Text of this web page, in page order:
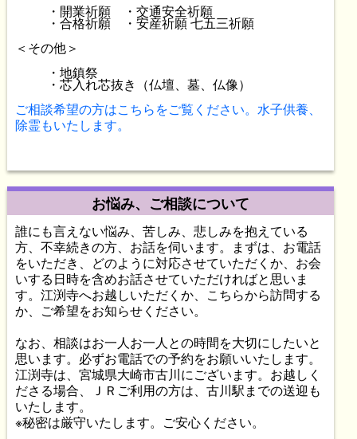
・開業祈願 ・交通安全祈願
・合格祈願 ・安産祈願 七五三祈願
＜その他＞
・地鎮祭
・芯入れ芯抜き（仏壇、墓、仏像）
ご相談希望の方はこちらをご覧ください。水子供養、
除霊もいたします。
お悩み、ご相談について
誰にも言えない悩み、苦しみ、悲しみを抱えている
方、不幸続きの方、お話を伺います。まずは、お電話
をいただき、どのように対応させていただくか、お会
いする日時を含めお話させていただければと思いま
す。江渕寺へお越しいただくか、こちらから訪問する
か、ご希望をお知らせください。
なお、相談はお一人お一人との時間を大切にしたいと
思います。必ずお電話での予約をお願いいたします。
江渕寺は、宮城県大崎市古川にございます。お越しく
ださる場合、ＪＲご利用の方は、古川駅までの送迎も
いたします。
※秘密は厳守いたします。ご安心ください。